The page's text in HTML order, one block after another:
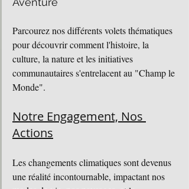
Parcourez nos différents volets thématiques
pour découvrir comment l'histoire, la
culture, la nature et les initiatives
communautaires s'entrelacent au "Champ le
Monde".
Notre Engagement, Nos
Actions
Les changements climatiques sont devenus
une réalité incontournable, impactant nos